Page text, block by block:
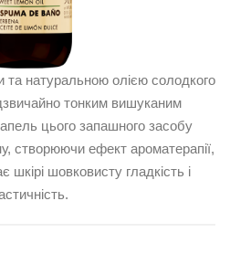
та натуральною олією солодкого
тонким вишуканим
цього запашного засобу
створюючи ефект ароматерапії,
шкірі шовковисту гладкість і